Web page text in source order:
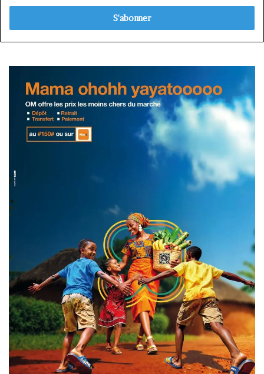
adresse